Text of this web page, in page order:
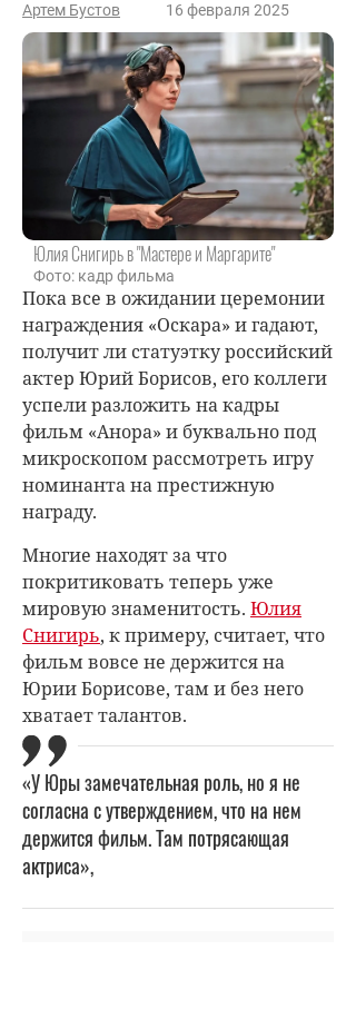
Артем Бустов
16 февраля 2025
Юлия Снигирь в "Мастере и Маргарите"
Фото: кадр фильма
Пока все в ожидании церемонии
награждения «Оскара» и гадают,
получит ли статуэтку российский
актер Юрий Борисов, его коллеги
успели разложить на кадры
фильм «Анора» и буквально под
микроскопом рассмотреть игру
номинанта на престижную
награду.
Многие находят за что
покритиковать теперь уже
мировую знаменитость. Юлия
Снигирь, к примеру, считает, что
фильм вовсе не держится на
Юрии Борисове, там и без него
хватает талантов.
«У Юры замечательная роль, но я не
согласна с утверждением, что на нем
держится фильм. Там потрясающая
актриса»,